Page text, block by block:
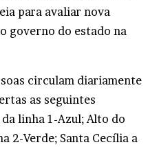
para avaliar nova
governo do estado na
circulam diariamente
as seguintes
da linha 1-Azul; Alto do
2-Verde; Santa Cecília a